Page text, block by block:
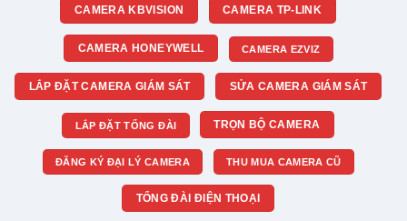
CAMERA KBVISION CAMERA TP-LINK
CAMERA HONEYWELL CAMERA EZVIZ
LẮP ĐẶT CAMERA GIÁM SÁT SỬA CAMERA GIÁM SÁT
LẮP ĐẶT TỔNG ĐÀI TRỌN BỘ CAMERA
ĐĂNG KÝ ĐẠI LÝ CAMERA THU MUA CAMERA CŨ
TỔNG ĐÀI ĐIỆN THOẠI